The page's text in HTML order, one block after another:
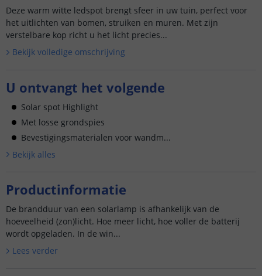
Deze warm witte ledspot brengt sfeer in uw tuin, perfect voor
het uitlichten van bomen, struiken en muren. Met zijn
verstelbare kop richt u het licht precies...
Bekijk volledige omschrijving
U ontvangt het volgende
Solar spot Highlight
Met losse grondspies
Bevestigingsmaterialen voor wandm...
Bekijk alles
Productinformatie
De brandduur van een solarlamp is afhankelijk van de
hoeveelheid (zon)licht. Hoe meer licht, hoe voller de batterij
wordt opgeladen. In de win...
Lees verder